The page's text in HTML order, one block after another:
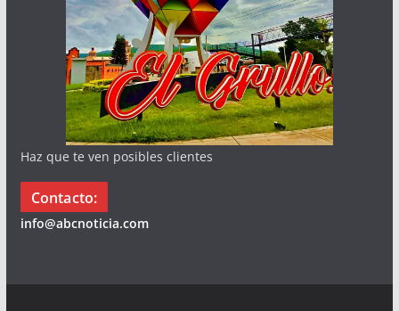
Haz que te ven posibles clientes
Contacto:
info@abcnoticia.com